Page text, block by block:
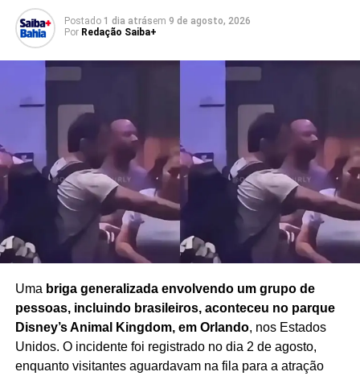
sobre o futuro da região.
Ao rejeitar a proposta, Netanyahu reforçou que a
segurança de Israel permanece como prioridade para seu
governo e condicionou qualquer retirada militar ao
cumprimento da exigência de desarmamento do Hamas.
A declaração ocorre em meio aos esforços internacionais
para buscar uma solução para o conflito e estabelecer
condições para uma possível redução das hostilidades
em Gaza.
Redação Saiba+
Postado 1 dia atrásem 9 de agosto, 2026
Por Redação Saiba+
Uma briga generalizada envolvendo um grupo de
pessoas, incluindo brasileiros, aconteceu no parque
Disney’s Animal Kingdom, em Orlando, nos Estados
Unidos. O incidente foi registrado no dia 2 de agosto,
enquanto visitantes aguardavam na fila para a atração